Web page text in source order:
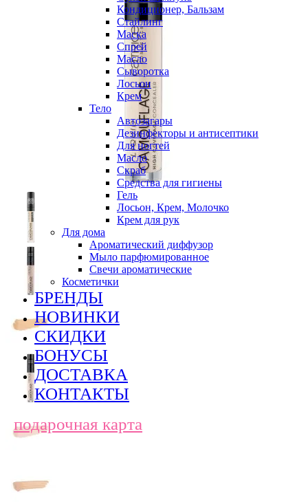
Кондиционер, Бальзам
Стайлинг
Маска
Спрей
Масло
Сыворотка
Лосьон
Крем
Тело
Автозагары
Дезинфекторы и антисептики
Для ногтей
Масло
Скраб
Средства для гигиены
Гель
Лосьон, Крем, Молочко
Крем для рук
Для дома
Ароматический диффузор
Мыло парфюмированное
Свечи ароматические
Косметички
БРЕНДЫ
НОВИНКИ
СКИДКИ
БОНУСЫ
ДОСТАВКА
КОНТАКТЫ
подарочная карта